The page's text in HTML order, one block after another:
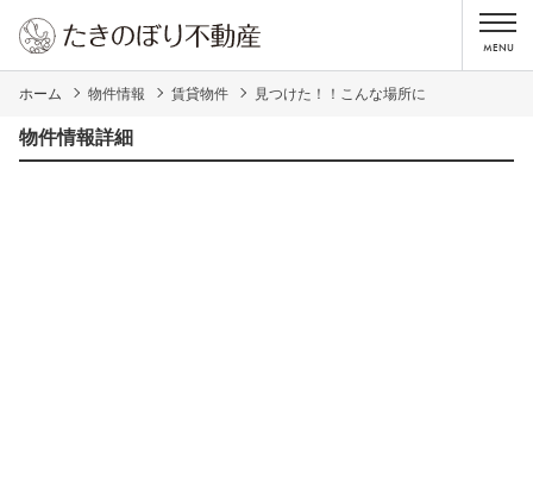
ホーム 物件情報 賃貸物件 見つけた！！こんな場所に
物件情報詳細